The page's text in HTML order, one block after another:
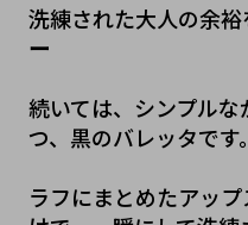
洗練された大人の余
ー
続いては、シンプル
つ、黒のバレッタです。
ラフにまとめたアッ